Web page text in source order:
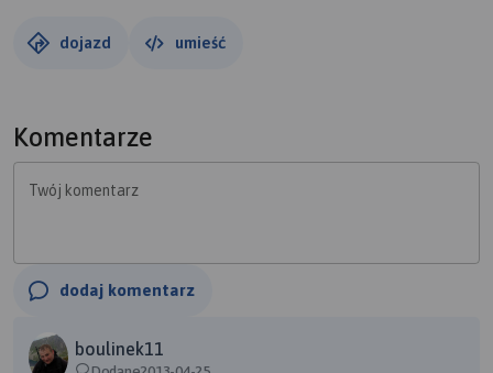
dojazd umieść
Komentarze
Twój komentarz
dodaj komentarz
boulinek11